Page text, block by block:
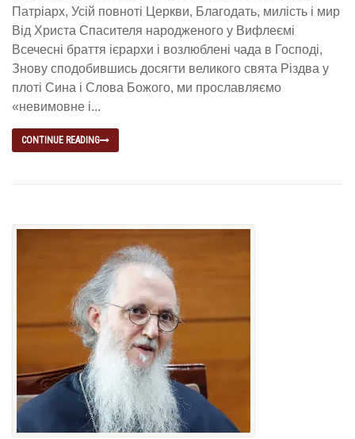
Патріарх, Усій повноті Церкви, Благодать, милість і мир
Від Христа Спасителя народженого у Вифлеємі
Всечесні браття ієрархи і возлюблені чада в Господі,
Знову сподобившись досягти великого свята Різдва у
плоті Сина і Слова Божого, ми прославляємо
«невимовне і...
CONTINUE READING